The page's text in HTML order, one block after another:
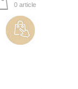
0 article